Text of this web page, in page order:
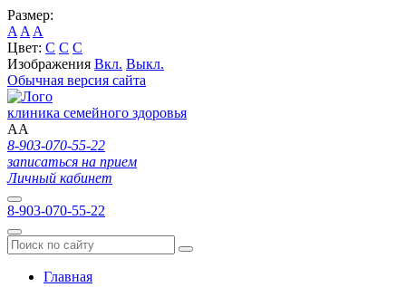
Размер:
A A A
Цвет: C C C
Изображения Вкл. Выкл.
Обычная версия сайта
клиника семейного здоровья
AA
8-903-070-55-22
записаться на прием
Личный кабинет
8-903-070-55-22
Главная